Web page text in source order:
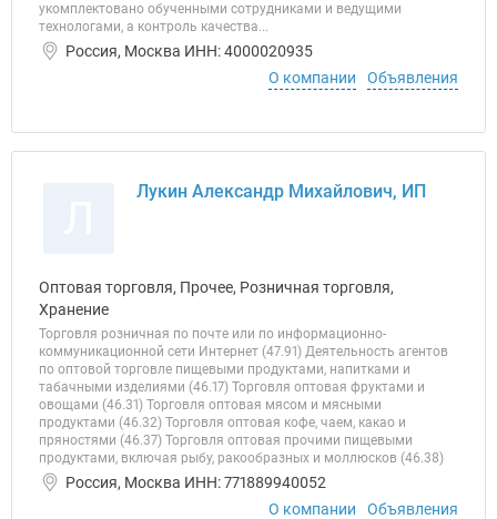
укомплектовано обученными сотрудниками и ведущими
технологами, а контроль качества...
Россия, Москва ИНН: 4000020935
О компании
Объявления
Лукин Александр Михайлович, ИП
Оптовая торговля, Прочее, Розничная торговля,
Хранение
Торговля розничная по почте или по информационно-
коммуникационной сети Интернет (47.91) Деятельность агентов
по оптовой торговле пищевыми продуктами, напитками и
табачными изделиями (46.17) Торговля оптовая фруктами и
овощами (46.31) Торговля оптовая мясом и мясными
продуктами (46.32) Торговля оптовая кофе, чаем, какао и
пряностями (46.37) Торговля оптовая прочими пищевыми
продуктами, включая рыбу, ракообразных и моллюсков (46.38)
Россия, Москва ИНН: 771889940052
О компании
Объявления